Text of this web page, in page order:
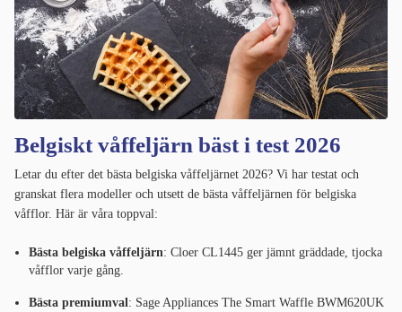
Belgiskt våffeljärn bäst i test 2026
Letar du efter det bästa belgiska våffeljärnet 2026? Vi har testat och
granskat flera modeller och utsett de bästa våffeljärnen för belgiska
våfflor. Här är våra toppval:
Bästa belgiska våffeljärn: Cloer CL1445 ger jämnt gräddade, tjocka
våfflor varje gång.
Bästa premiumval: Sage Appliances The Smart Waffle BWM620UK